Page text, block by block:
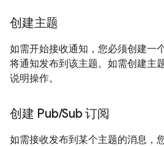
创建主题
如需开始接收通知，您必须创建一
将通知发布到该主题。如需创建主
说明操作。
创建 Pub/Sub 订阅
如需接收发布到某个主题的消息，